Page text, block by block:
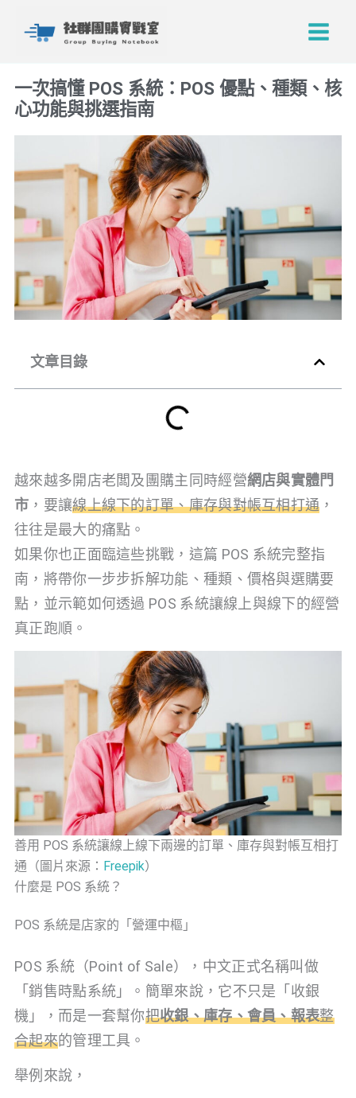
一次搞懂 POS 系統：POS 優點、種類、核
心功能與挑選指南
文章目錄
越來越多開店老闆及團購主同時經營網店與實體門
市 ，要讓線上線下的訂單、庫存與對帳互相打通 ，
往往是最大的痛點。
如果你也正面臨這些挑戰，這篇 POS 系統完整指
南，將帶你一步步拆解功能、種類、價格與選購要
點，並示範如何透過 POS 系統讓線上與線下的經營
真正跑順。
善用 POS 系統讓線上線下兩邊的訂單、庫存與對帳互相打
通（圖片來源： Freepik）
什麼是 POS 系統？
POS 系統是店家的「營運中樞」
POS 系統（Point of Sale），中文正式名稱叫做
「銷售時點系統」。簡單來說，它不只是「收銀
機」，而是一套幫你把收銀、庫存、會員、報表整
合起來的管理工具。
舉例來說，